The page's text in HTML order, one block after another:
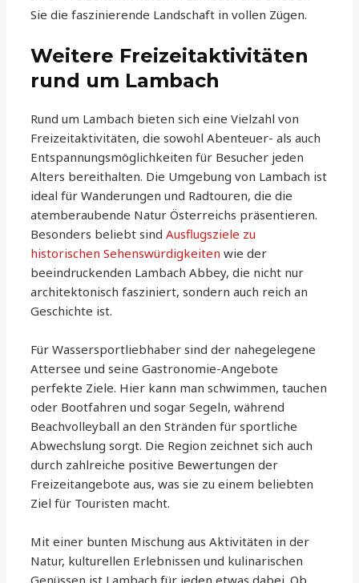
Sie die faszinierende Landschaft in vollen Zügen.
Weitere Freizeitaktivitäten
rund um Lambach
Rund um Lambach bieten sich eine Vielzahl von
Freizeitaktivitäten, die sowohl Abenteuer- als auch
Entspannungsmöglichkeiten für Besucher jeden
Alters bereithalten. Die Umgebung von Lambach ist
ideal für Wanderungen und Radtouren, die die
atemberaubende Natur Österreichs präsentieren.
Besonders beliebt sindAusflugsziele zu
historischen Sehenswürdigkeiten wie der
beeindruckenden Lambach Abbey, die nicht nur
architektonisch fasziniert, sondern auch reich an
Geschichte ist.
Für Wassersportliebhaber sind der nahegelegene
Attersee und seine Gastronomie-Angebote
perfekte Ziele. Hier kann man schwimmen, tauchen
oder Bootfahren und sogar Segeln, während
Beachvolleyball an den Stränden für sportliche
Abwechslung sorgt. Die Region zeichnet sich auch
durch zahlreiche positive Bewertungen der
Freizeitangebote aus, was sie zu einem beliebten
Ziel für Touristen macht.
Mit einer bunten Mischung aus Aktivitäten in der
Natur, kulturellen Erlebnissen und kulinarischen